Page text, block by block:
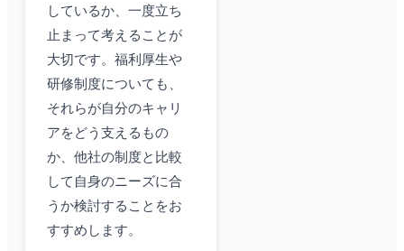
しているか、一度立ち
止まって考えることが
大切です。福利厚生や
研修制度についても、
それらが自分のキャリ
アをどう支えるもの
か、他社の制度と比較
して自身のニーズに合
うか検討することをお
すすめします。